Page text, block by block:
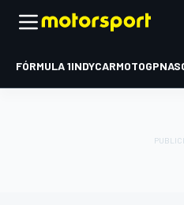
FÓRMULA 1INDYCARMOTOGP